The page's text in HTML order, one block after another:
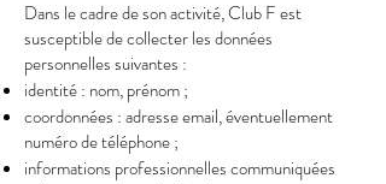
Dans le cadre de son activité, Club F est
susceptible de collecter les données
personnelles suivantes :
identité : nom, prénom ;
coordonnées : adresse email, éventuellement
numéro de téléphone ;
informations professionnelles communiquées